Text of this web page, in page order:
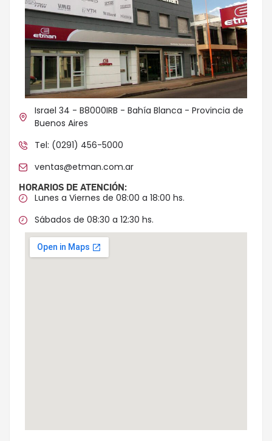
Israel 34 - B8000IRB - Bahía Blanca - Provincia de
Buenos Aires
Tel: (0291) 456-5000
ventas@etman.com.ar
HORARIOS DE ATENCIÓN:
Lunes a Viernes de 08:00 a 18:00 hs.
Sábados de 08:30 a 12:30 hs.